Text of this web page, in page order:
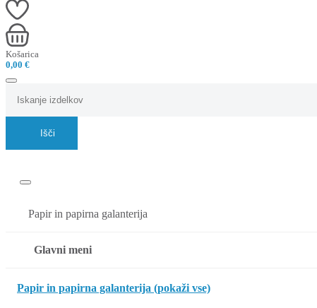
Košarica
0,00 €
Išči
Papir in papirna galanterija
Glavni meni
Papir in papirna galanterija (pokaži vse)